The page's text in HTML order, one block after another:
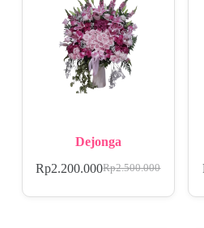
Dejonga
Rp2.500.000
Rp2.200.000